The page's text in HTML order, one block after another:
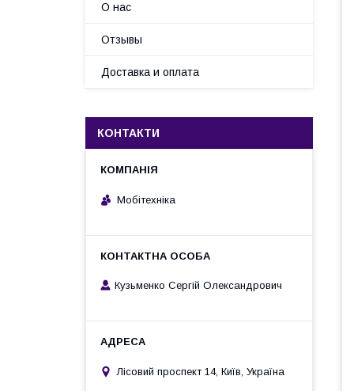
О нас
Отзывы
Доставка и оплата
КОНТАКТИ
Мобітехніка
Кузьменко Сергій Олександрович
Лісовий проспект 14, Київ, Україна